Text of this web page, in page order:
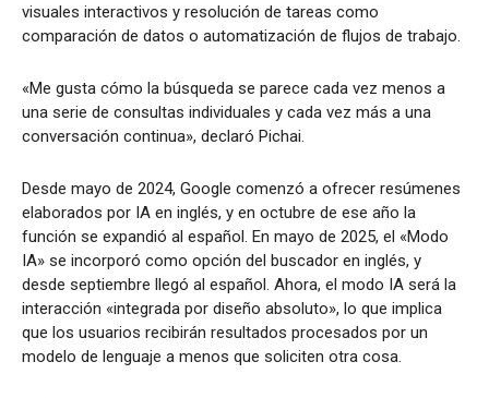
visuales interactivos y resolución de tareas como
comparación de datos o automatización de flujos de trabajo.
«Me gusta cómo la búsqueda se parece cada vez menos a
una serie de consultas individuales y cada vez más a una
conversación continua», declaró Pichai.
Desde mayo de 2024, Google comenzó a ofrecer resúmenes
elaborados por IA en inglés, y en octubre de ese año la
función se expandió al español. En mayo de 2025, el «Modo
IA» se incorporó como opción del buscador en inglés, y
desde septiembre llegó al español. Ahora, el modo IA será la
interacción «integrada por diseño absoluto», lo que implica
que los usuarios recibirán resultados procesados por un
modelo de lenguaje a menos que soliciten otra cosa.